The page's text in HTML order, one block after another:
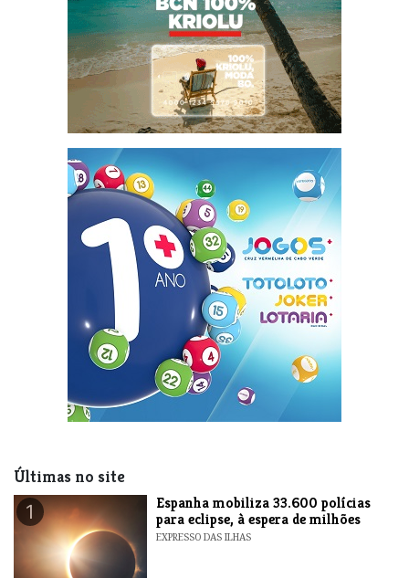
Últimas no site
1
Espanha mobiliza 33.600 polícias
para eclipse, à espera de milhões
EXPRESSO DAS ILHAS